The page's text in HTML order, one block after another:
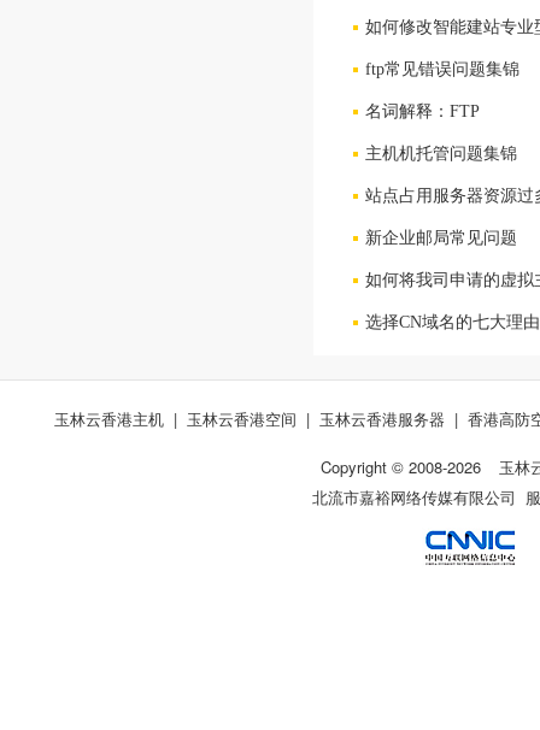
如何修改智能建站专业
ftp常见错误问题集锦
名词解释：FTP
主机机托管问题集锦
站点占用服务器资源过
新企业邮局常见问题
如何将我司申请的虚
选择CN域名的七大理由
玉林云香港主机 | 玉林云香港空间 | 玉林云香港服务器 | 香港高防
Copyright © 2008-2026
玉林
北流市嘉裕网络传媒有限公司